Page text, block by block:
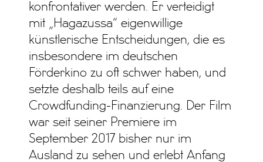
konfrontativer werden. Er verteidigt
mit „Hagazussa“ eigenwillige
künstlerische Entscheidungen, die es
insbesondere im deutschen
Förderkino zu oft schwer haben, und
setzte deshalb teils auf eine
Crowdfunding-Finanzierung. Der Film
war seit seiner Premiere im
September 2017 bisher nur im
Ausland zu sehen und erlebt Anfang